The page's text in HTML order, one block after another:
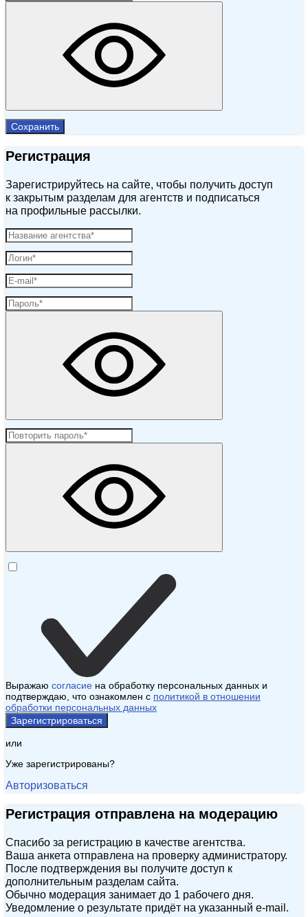
Сохранить
Регистрация
Зарегистрируйтесь на сайте, чтобы получить доступ
к закрытым разделам для агентств и подписаться
на профильные рассылки.
Выражаю согласие на обработку персональных данных и
подтверждаю, что ознакомлен с политикой в отношении
обработки персональных данных
Зарегистрироваться
или
Уже зарегистрированы?
Авторизоваться
Регистрация отправлена на модерацию
Спасибо за регистрацию в качестве агентства.
Ваша анкета отправлена на проверку администратору.
После подтверждения вы получите доступ к
дополнительным разделам сайта.
Обычно модерация занимает до 1 рабочего дня.
Уведомление о результате придёт на указанный e‑mail.